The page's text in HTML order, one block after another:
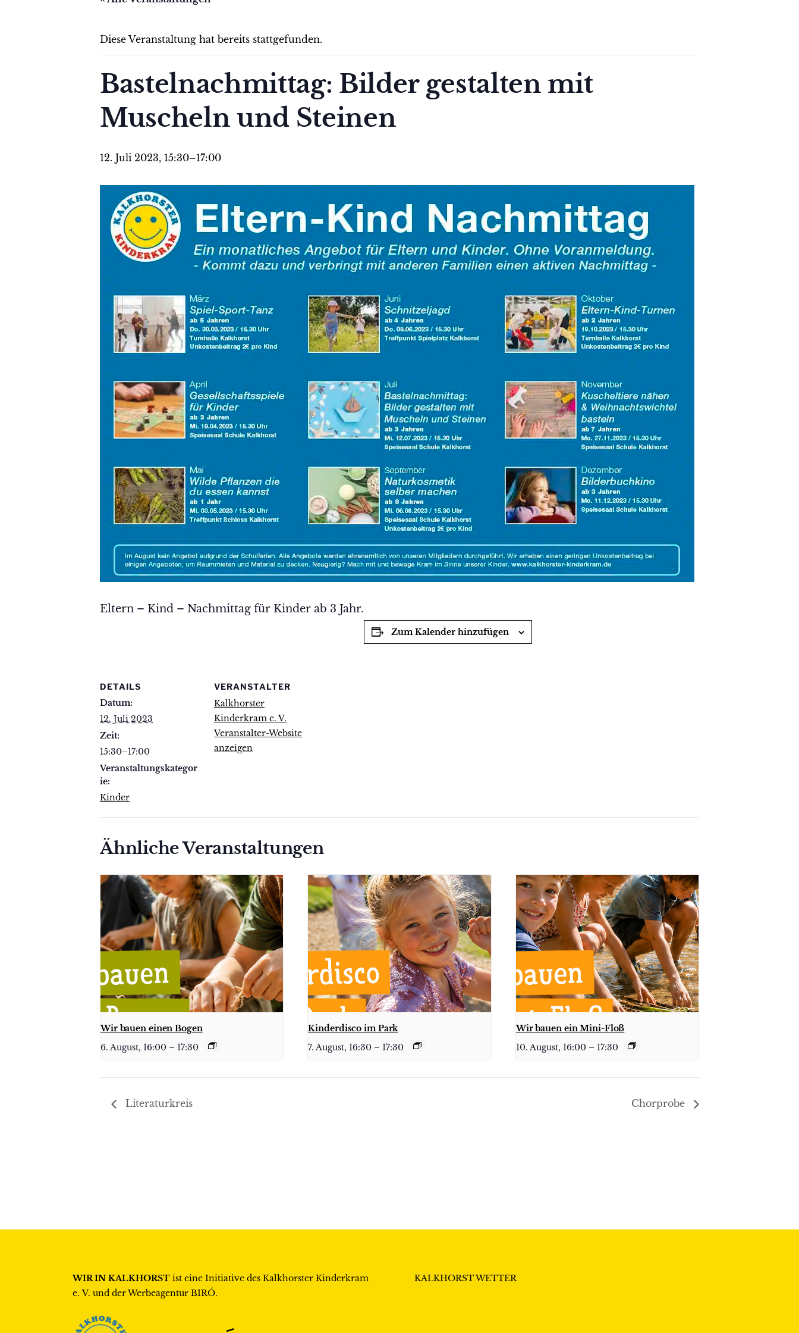
Diese Veranstaltung hat bereits stattgefunden.
Bastelnachmittag: Bilder gestalten mit
Muscheln und Steinen
12. Juli 2023, 15:30–17:00
Eltern – Kind – Nachmittag für Kinder ab 3 Jahr.
Zum Kalender hinzufügen
DETAILS
Datum:
12. Juli 2023
Zeit:
15:30–17:00
Veranstaltungskategor
ie:
Kinder
VERANSTALTER
Kalkhorster
Kinderkram e. V.
Veranstalter-Website
anzeigen
Ähnliche Veranstaltungen
Wir bauen einen Bogen
6. August, 16:00 – 17:30
Kinderdisco im Park
7. August, 16:30 – 17:30
Wir bauen ein Mini-Floß
10. August, 16:00 – 17:30
Literaturkreis Chorprobe
WIR IN KALKHORST ist eine Initiative des Kalkhorster Kinderkram
e. V. und der Werbeagentur BIRÓ.
KALKHORST WETTER